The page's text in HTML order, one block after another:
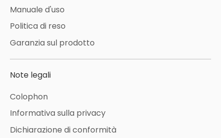
Manuale d'uso
Politica di reso
Garanzia sul prodotto
Note legali
Colophon
Informativa sulla privacy
Dichiarazione di conformità